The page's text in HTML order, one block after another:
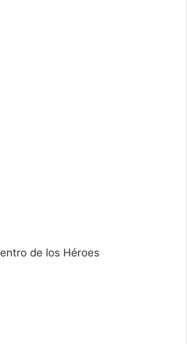
de los Héroes